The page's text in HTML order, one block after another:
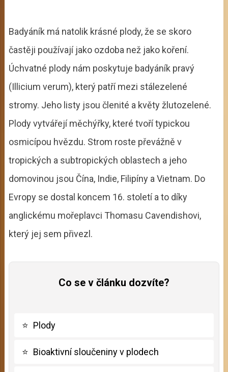
Badyáník má natolik krásné plody, že se skoro
častěji používají jako ozdoba než jako koření.
Úchvatné plody nám poskytuje badyáník pravý
(Illicium verum), který patří mezi stálezelené
stromy. Jeho listy jsou členité a květy žlutozelené.
Plody vytvářejí měchýřky, které tvoří typickou
osmicípou hvězdu. Strom roste převážně v
tropických a subtropických oblastech a jeho
domovinou jsou Čína, Indie, Filipíny a Vietnam. Do
Evropy se dostal koncem 16. století a to díky
anglickému mořeplavci Thomasu Cavendishovi,
který jej sem přivezl.
Co se v článku dozvíte?
⭐ Plody
⭐ Bioaktivní sloučeniny v plodech